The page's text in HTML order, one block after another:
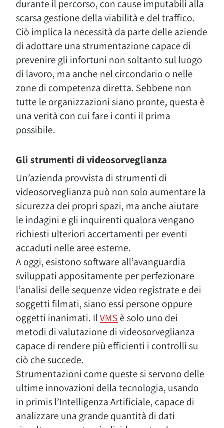
durante il percorso, con cause imputabili alla
scarsa gestione della viabilità e del traffico.
Ciò implica la necessità da parte delle aziende
di adottare una strumentazione capace di
prevenire gli infortuni non soltanto sul luogo
di lavoro, ma anche nel circondario o nelle
zone di competenza diretta. Sebbene non
tutte le organizzazioni siano pronte, questa è
una verità con cui fare i conti il prima
possibile.
Gli strumenti di videosorveglianza
Un’azienda provvista di strumenti di
videosorveglianza può non solo aumentare la
sicurezza dei propri spazi, ma anche aiutare
le indagini e gli inquirenti qualora vengano
richiesti ulteriori accertamenti per eventi
accaduti nelle aree esterne.
A oggi, esistono software all’avanguardia
sviluppati appositamente per perfezionare
l’analisi delle sequenze video registrate e dei
soggetti filmati, siano essi persone oppure
oggetti inanimati. IlVMSè solo uno dei
metodi di valutazione di videosorveglianza
capace di rendere più efficienti i controlli su
ciò che succede.
Strumentazioni come queste si servono delle
ultime innovazioni della tecnologia, usando
in primis l’Intelligenza Artificiale, capace di
analizzare una grande quantità di dati